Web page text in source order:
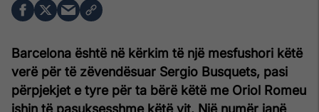
Barcelona është në kërkim të një mesfushori këtë
verë për të zëvendësuar Sergio Busquets, pasi
përpjekjet e tyre për ta bërë këtë me Oriol Romeu
ishin të pasuksesshme këtë vit. Një numër janë